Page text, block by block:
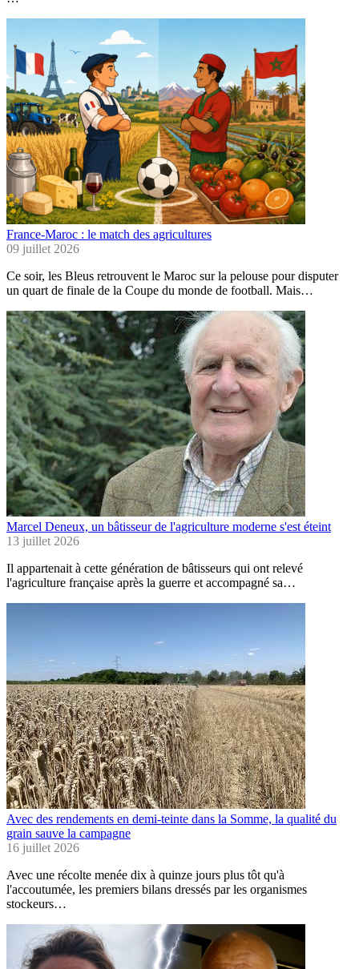
France-Maroc : le match des agricultures
09 juillet 2026
Ce soir, les Bleus retrouvent le Maroc sur la pelouse pour disputer
un quart de finale de la Coupe du monde de football. Mais…
Marcel Deneux, un bâtisseur de l'agriculture moderne s'est éteint
13 juillet 2026
Il appartenait à cette génération de bâtisseurs qui ont relevé
l'agriculture française après la guerre et accompagné sa…
Avec des rendements en demi-teinte dans la Somme, la qualité du
grain sauve la campagne
16 juillet 2026
Avec une récolte menée dix à quinze jours plus tôt qu'à
l'accoutumée, les premiers bilans dressés par les organismes
stockeurs…